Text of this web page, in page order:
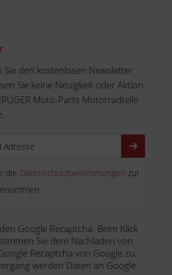
Sie den kostenlosen Newsletter
Sie keine Neuigkeit oder Aktion
Moto-Parts Motorradteile
die Datenschutzbestimmungen zur
Google Recaptcha. Beim Klick
Sie dem Nachladen von
Recaptcha von Google zu.
werden Daten an Google